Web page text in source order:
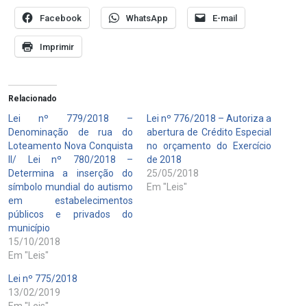
Facebook WhatsApp E-mail
Imprimir
Relacionado
Lei nº 779/2018 –
Denominação de rua do
Loteamento Nova Conquista
II/ Lei nº 780/2018 –
Determina a inserção do
símbolo mundial do autismo
em estabelecimentos
públicos e privados do
município
15/10/2018
Em "Leis"
Lei nº 776/2018 – Autoriza a
abertura de Crédito Especial
no orçamento do Exercício
de 2018
25/05/2018
Em "Leis"
Lei nº 775/2018
13/02/2019